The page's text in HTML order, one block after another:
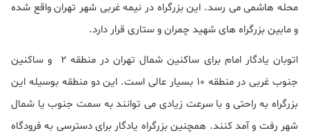
محله هاشمی می رسد. این بزرگراه در نیمه غربی شهر تهران واقع شده
و مابین بزرگراه های شهید چمران و ستاری قرار دارد.
اتوبان یادگار امام برای ساکنین شمال تهران در منطقه 2 و ساکنین
جنوب غربی در منطقه 10 بسیار عالی است. این دو منطقه بوسیله این
بزرگراه به راحتی و با سرعت زیادی می توانند به سمت جنوب یا شمال
شهر رفت و آمد کنند. همچنین بزرگراه یادگار برای دسترسی به فرودگاه